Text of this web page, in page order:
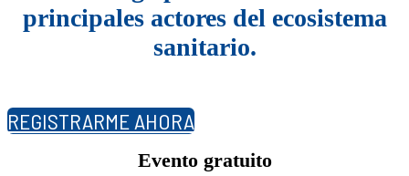
principales actores del ecosistema
sanitario.
REGISTRARME AHORA
Evento gratuito